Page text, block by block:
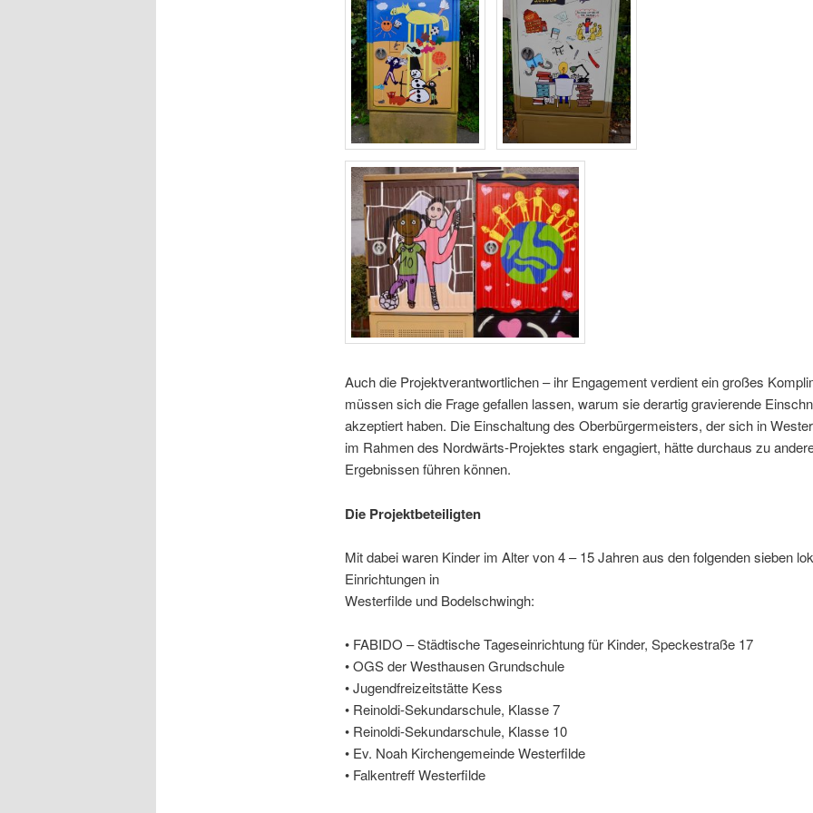
Auch die Projektverantwortlichen – ihr Engagement verdient ein großes
müssen sich die Frage gefallen lassen, warum sie derartig gravierende
akzeptiert haben. Die Einschaltung des Oberbürgermeisters, der sich in
im Rahmen des Nordwärts-Projektes stark engagiert, hätte durchaus zu
Ergebnissen führen können.
Die Projektbeteiligten
Mit dabei waren Kinder im Alter von 4 – 15 Jahren aus den folgenden sieben
Einrichtungen in
Westerfilde und Bodelschwingh:
• FABIDO – Städtische Tageseinrichtung für Kinder, Speckestraße 17
• OGS der Westhausen Grundschule
• Jugendfreizeitstätte Kess
• Reinoldi-Sekundarschule, Klasse 7
• Reinoldi-Sekundarschule, Klasse 10
• Ev. Noah Kirchengemeinde Westerfilde
• Falkentreff Westerfilde